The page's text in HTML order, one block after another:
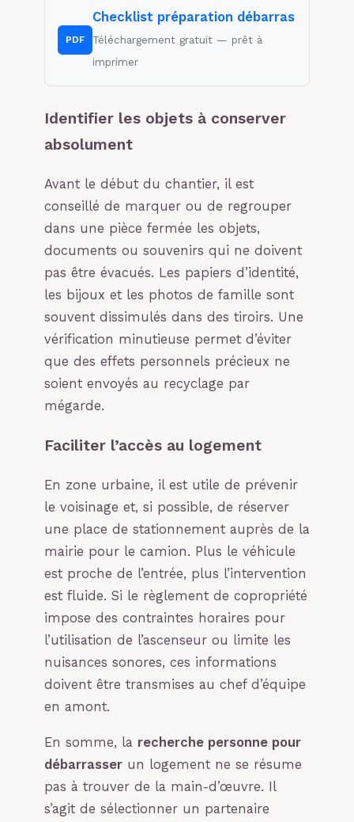
PDF
Checklist préparation débarras
Téléchargement gratuit — prêt à
imprimer
Identifier les objets à conserver
absolument
Avant le début du chantier, il est
conseillé de marquer ou de regrouper
dans une pièce fermée les objets,
documents ou souvenirs qui ne doivent
pas être évacués. Les papiers d’identité,
les bijoux et les photos de famille sont
souvent dissimulés dans des tiroirs. Une
vérification minutieuse permet d’éviter
que des effets personnels précieux ne
soient envoyés au recyclage par
mégarde.
Faciliter l’accès au logement
En zone urbaine, il est utile de prévenir
le voisinage et, si possible, de réserver
une place de stationnement auprès de la
mairie pour le camion. Plus le véhicule
est proche de l’entrée, plus l’intervention
est fluide. Si le règlement de copropriété
impose des contraintes horaires pour
l’utilisation de l’ascenseur ou limite les
nuisances sonores, ces informations
doivent être transmises au chef d’équipe
en amont.
En somme, la recherche personne pour
débarrasser un logement ne se résume
pas à trouver de la main-d’œuvre. Il
s’agit de sélectionner un partenaire